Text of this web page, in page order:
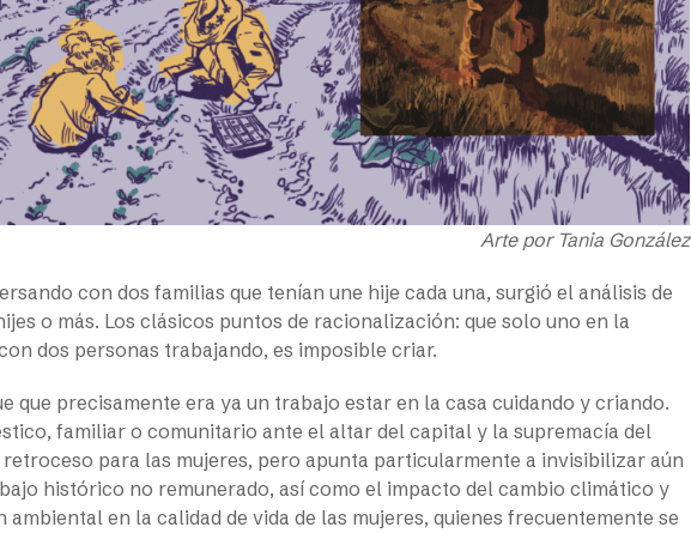
Arte por Tania González
con dos familias que tenían une hije cada una, surgió el análisis de
o más. Los clásicos puntos de racionalización: que solo uno en la
dos personas trabajando, es imposible criar.
que precisamente era ya un trabajo estar en la casa cuidando y criando.
familiar o comunitario ante el altar del capital y la supremacía del
para las mujeres, pero apunta particularmente a invisibilizar aún
histórico no remunerado, así como el impacto del cambio climático y
en la calidad de vida de las mujeres, quienes frecuentemente se